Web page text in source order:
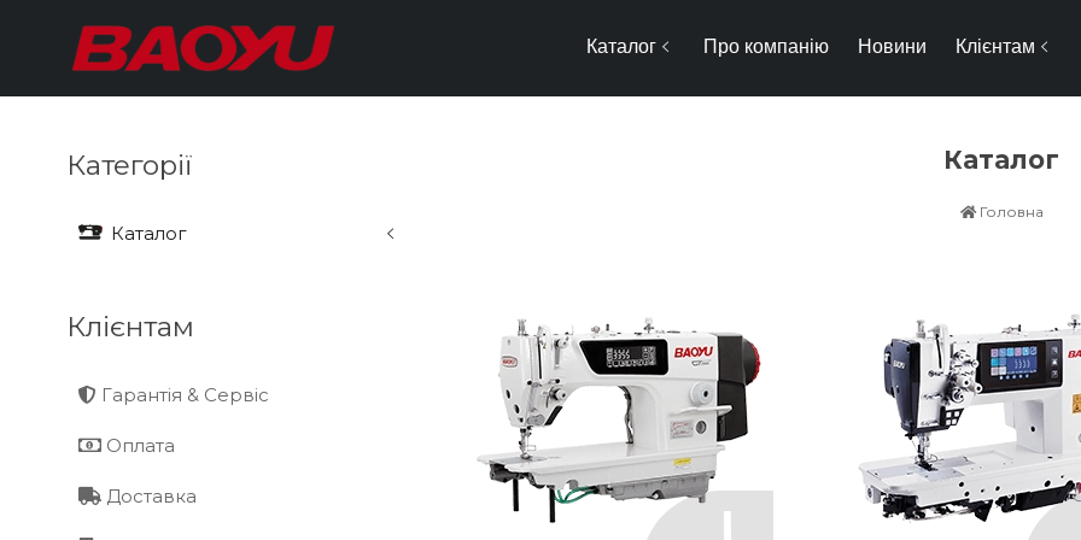
Каталог Про компанію Новини Клієнтам
Категорії
Каталог
Клієнтам
Гарантія & Сервіс
Оплата
Доставка
Каталог
Головна